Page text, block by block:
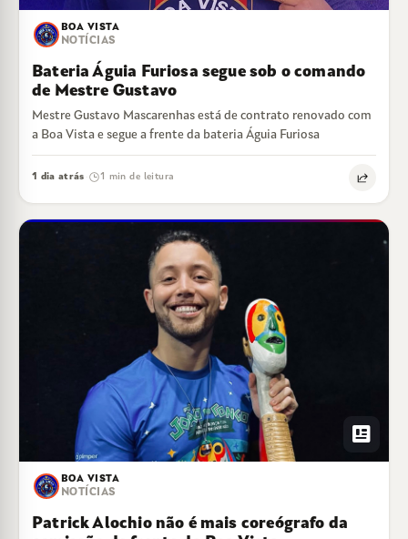
BOA VISTA
NOTÍCIAS
Bateria Águia Furiosa segue sob o comando
de Mestre Gustavo
Mestre Gustavo Mascarenhas está de contrato renovado com
a Boa Vista e segue a frente da bateria Águia Furiosa
1 dia atrás 1 min de leitura
newsmode
BOA VISTA
NOTÍCIAS
Patrick Alochio não é mais coreógrafo da